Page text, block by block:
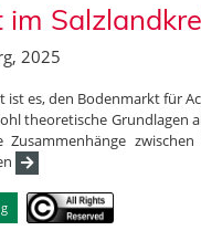
2025
ist es, den Bodenmarkt für
theoretische
Zusammenhänge